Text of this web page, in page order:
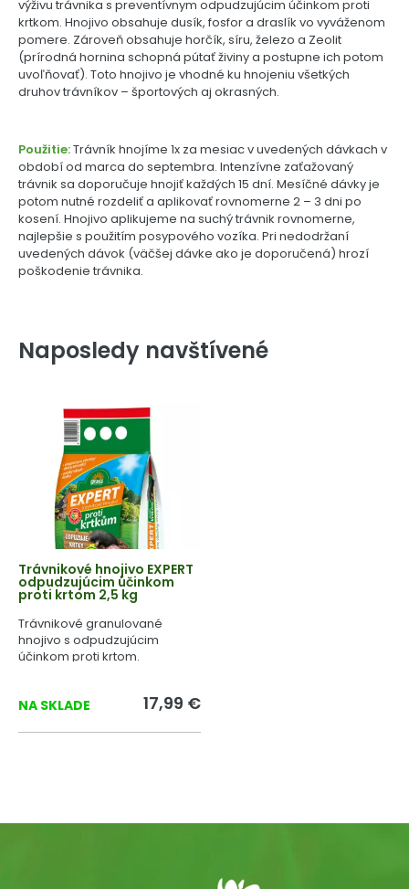
výživu trávnika s preventívnym odpudzujúcim účinkom proti
krtkom. Hnojivo obsahuje dusík, fosfor a draslík vo vyváženom
pomere. Zároveň obsahuje horčík, síru, železo a Zeolit
(prírodná hornina schopná pútať živiny a postupne ich potom
uvoľňovať). Toto hnojivo je vhodné ku hnojeniu všetkých
druhov trávníkov – športových aj okrasných.
Použitie:Trávník hnojíme 1x za mesiac v uvedených dávkach v
období od marca do septembra. Intenzívne zaťažovaný
trávnik sa doporučuje hnojiť každých 15 dní. Mesíčné dávky je
potom nutné rozdeliť a aplikovať rovnomerne 2 – 3 dni po
kosení. Hnojivo aplikujeme na suchý trávnik rovnomerne,
najlepšie s použitím posypového vozíka. Pri nedodržaní
uvedených dávok (väčšej dávke ako je doporučená) hrozí
poškodenie trávnika.
Naposledy navštívené
Trávnikové hnojivo EXPERT
odpudzujúcim účinkom
proti krtom 2,5 kg
Trávnikové granulované
hnojivo s odpudzujúcim
účinkom proti krtom.
NA SKLADE 17,99 €